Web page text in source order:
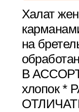
Халат
на
В
хлопок